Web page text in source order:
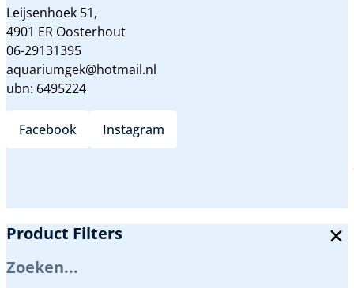
Leijsenhoek 51,
4901 ER Oosterhout
06-29131395
aquariumgek@hotmail.nl
ubn: 6495224
Facebook Instagram
Product Filters
Zoeken...